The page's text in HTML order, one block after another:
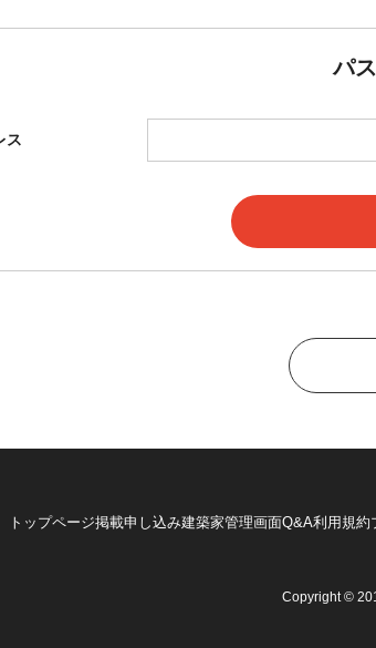
パ
ス
トップページ掲載申し込み建築家管理画面Q&A利用規約
Copyright ©